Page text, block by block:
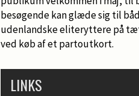
besøgende kan glæde sig til
udenlandske eliteryttere på
ved køb af et partoutkort.
LINKS